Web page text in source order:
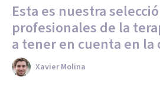
Esta es nuestra
profesionales de la
a tener en cuenta en la
Xavier Molina